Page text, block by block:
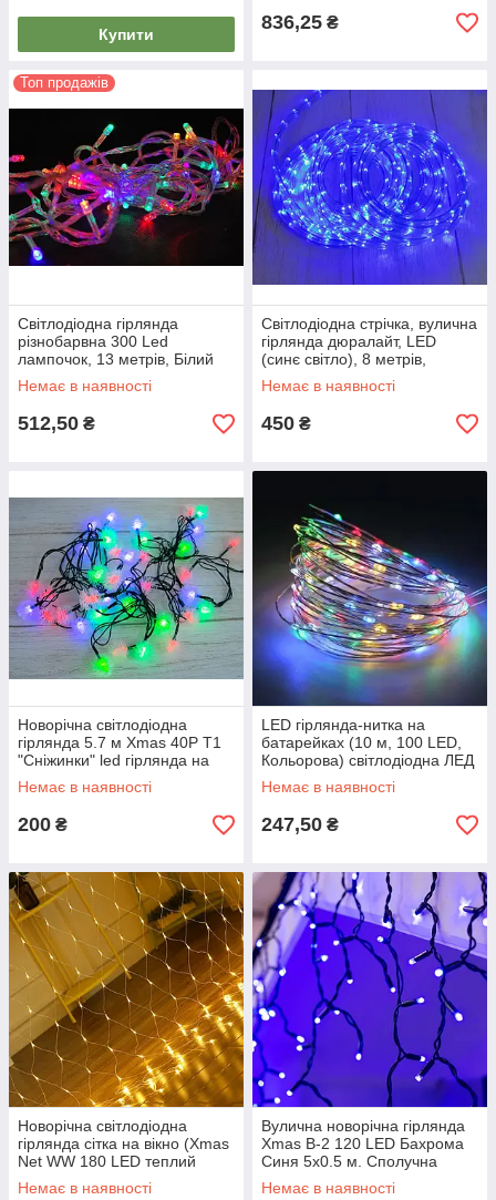
Купити
836,25 ₴
Топ продажів
Світлодіодна гірлянда
різнобарвна 300 Led
лампочок, 13 метрів, Білий
кабель, гірлянда на ялинку
Немає в наявності
512,50 ₴
Світлодіодна стрічка, вулична
гірлянда дюралайт, LED
(синє світло), 8 метрів,
(доставка по Україні)
Немає в наявності
450 ₴
Новорічна світлодіодна
гірлянда 5.7 м Xmas 40P T1
"Сніжинки" led гірлянда на
ялинку з доставкою по
Україні
Немає в наявності
200 ₴
LED гірлянда-нитка на
батарейках (10 м, 100 LED,
Кольорова) світлодіодна ЛЕД
дротова "роса"
Немає в наявності
247,50 ₴
Новорічна світлодіодна
гірлянда сітка на вікно (Xmas
Net WW 180 LED теплий
білий) ЛІД гірлянди на Новий
Немає в наявності
Вулична новорічна гірлянда
Xmas В-2 120 LED Бахрома
Синя 5х0.5 м. Сполучна
зовнішня гірлянда
Немає в наявності